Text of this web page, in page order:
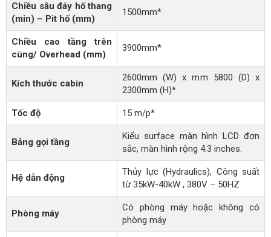
Chiều sâu đáy hố thang
(min) – Pit hố (mm)
1500mm*
Chiều cao tầng trên
cùng/ Overhead (mm)
3900mm*
Kích thước cabin
2600mm (W) x mm 5800 (D) x
2300mm (H)*
Tốc độ 15 m/p*
Bảng gọi tầng
Kiểu surface màn hình LCD đơn
sắc, màn hình rộng 4.3 inches.
Hệ dẫn động
Thủy lực (Hydraulics), Công suất
từ 35kW-40kW , 380V – 50HZ
Phòng máy
Có phòng máy hoặc không có
phòng máy